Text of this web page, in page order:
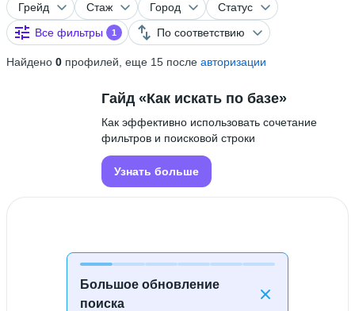
Грейд Стаж Город
Статус
Все фильтры
1 По соответствию
Найдено 0 профилей, еще 15 после авторизации
Большое обновление
поиска
Гайд «Как искать по базе»
Как эффективно использовать сочетание
фильтров и поисковой строки
Узнать больше